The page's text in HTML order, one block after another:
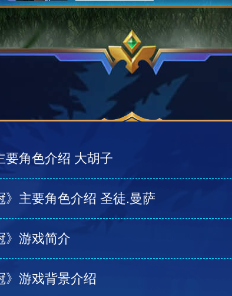
要角色介绍 大胡子
》主要角色介绍 圣徒.曼萨
》游戏简介
》游戏背景介绍